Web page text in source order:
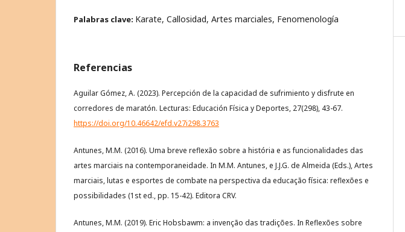
Palabras clave: Karate, Callosidad, Artes marciales, Fenomenología
Referencias
Aguilar Gómez, A. (2023). Percepción de la capacidad de sufrimiento y disfrute en
corredores de maratón. Lecturas: Educación Física y Deportes, 27(298), 43-67.
https://doi.org/10.46642/efd.v27i298.3763
Antunes, M.M. (2016). Uma breve reflexão sobre a história e as funcionalidades das
artes marciais na contemporaneidade. In M.M. Antunes, e J.J.G. de Almeida (Eds.), Artes
marciais, lutas e esportes de combate na perspectiva da educação física: reflexões e
possibilidades (1st ed., pp. 15-42). Editora CRV.
Antunes, M.M. (2019). Eric Hobsbawm: a invenção das tradições. In Reflexões sobre